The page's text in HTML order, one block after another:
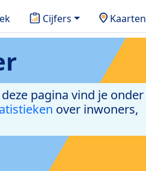
Cijfers Kaarten
pagina vind je onder
over inwoners,